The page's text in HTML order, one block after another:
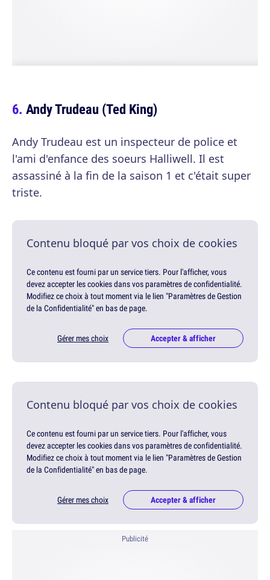
Andy Trudeau (Ted King)
Andy Trudeau est un inspecteur de police et
l'ami d'enfance des soeurs Halliwell. Il est
assassiné à la fin de la saison 1 et c'était super
triste.
Contenu bloqué par vos choix de cookies
Ce contenu est fourni par un service tiers. Pour l'afficher, vous
devez accepter les cookies dans vos paramètres de confidentialité.
Modifiez ce choix à tout moment via le lien "Paramètres de Gestion
de la Confidentialité" en bas de page.
Gérer mes choix Accepter & afficher
Contenu bloqué par vos choix de cookies
Ce contenu est fourni par un service tiers. Pour l'afficher, vous
devez accepter les cookies dans vos paramètres de confidentialité.
Modifiez ce choix à tout moment via le lien "Paramètres de Gestion
de la Confidentialité" en bas de page.
Gérer mes choix Accepter & afficher
Publicité